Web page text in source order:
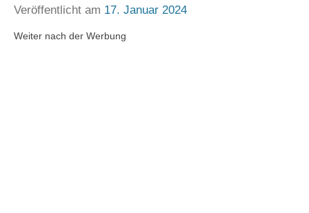
Veröffentlicht am 17. Januar 2024
Weiter nach der Werbung